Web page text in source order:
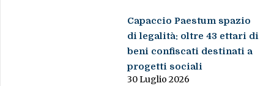
Capaccio Paestum spazio
di legalità: oltre 43 ettari di
beni confiscati destinati a
progetti sociali
30 Luglio 2026